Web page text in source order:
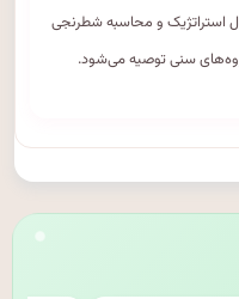
استراتژیک و محاسبه شطرنجی
سنی توصیه می‌شود.